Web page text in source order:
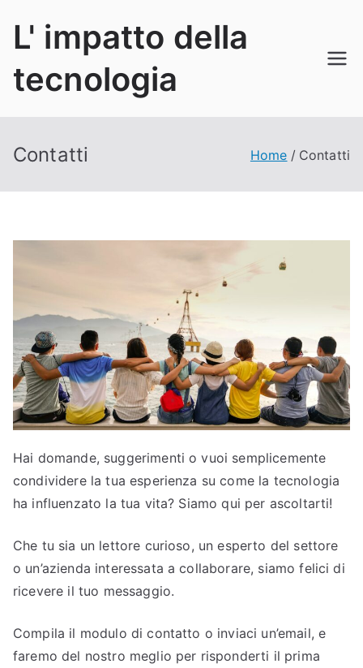
L' impatto della
tecnologia
Contatti Home Contatti
Hai domande, suggerimenti o vuoi semplicemente
condividere la tua esperienza su come la tecnologia
ha influenzato la tua vita? Siamo qui per ascoltarti!
Che tu sia un lettore curioso, un esperto del settore
o un’azienda interessata a collaborare, siamo felici di
ricevere il tuo messaggio.
Compila il modulo di contatto o inviaci un’email, e
faremo del nostro meglio per risponderti il prima